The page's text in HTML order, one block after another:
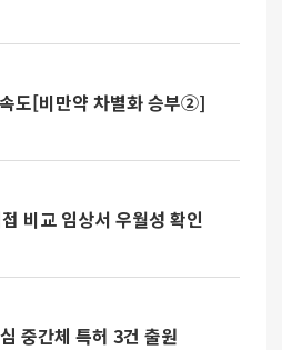
도[비만약 차별화 승부②]
비교 임상서 우월성 확인
중간체 특허 3건 출원